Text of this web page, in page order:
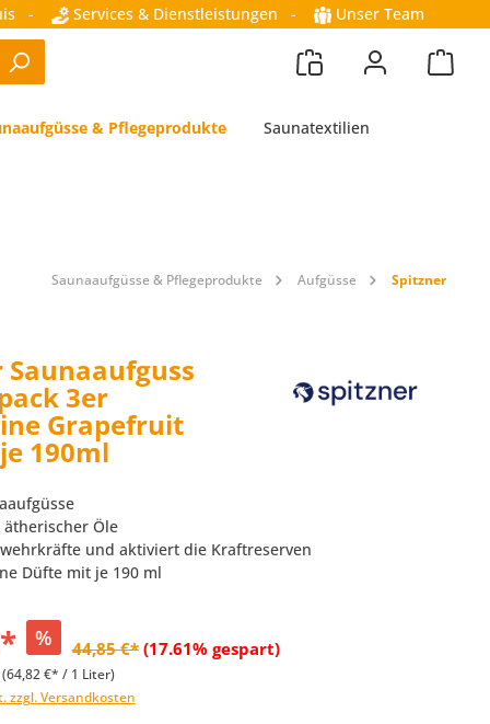
- Services & Dienstleistungen - Unser Team
& Pflegeprodukte Saunatextilien
Saunaaufgüsse & Pflegeprodukte Aufgüsse Spitzner
Saunaaufguss
3er
Grapefruit
190ml
Öle
und aktiviert die Kraftreserven
Düfte mit je 190 ml
% 44,85 €* (17.61% gespart)
(64,82 €* / 1 Liter)
zzgl. Versandkosten